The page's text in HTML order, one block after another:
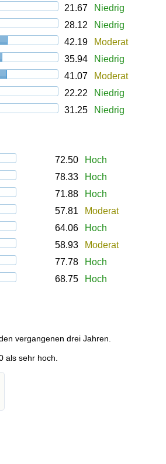
21.67
Niedrig
28.12
Niedrig
42.19
Moderat
35.94
Niedrig
41.07
Moderat
22.22
Niedrig
31.25 Niedrig
72.50
Hoch
78.33
Hoch
71.88
Hoch
57.81
Moderat
64.06
Hoch
58.93
Moderat
77.78
Hoch
68.75 Hoch
vergangenen drei Jahren.
als sehr hoch.